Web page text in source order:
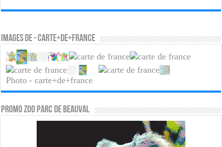
Images de - carte+de+france
Photo - carte+de+france
PROMO ZOO PARC DE BEAUVAL